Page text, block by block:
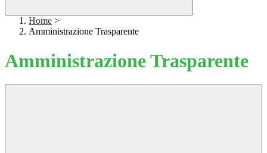
Home >
Amministrazione Trasparente
Amministrazione Trasparente